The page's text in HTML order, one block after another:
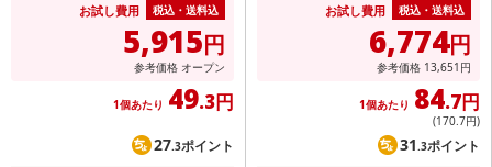
お試し費用 税込・送料込
5,915円
参考価格 オープン
1個あたり 49.3円
27.3ポイント
お試し費用 税込・送料込
6,774円
参考価格 13,651 円
1個あたり 84.7円
(170.7円)
31.3ポイント